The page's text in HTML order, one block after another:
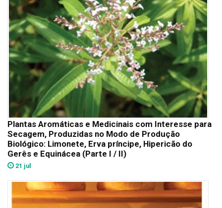
Plantas Aromáticas e Medicinais com Interesse para
Secagem, Produzidas no Modo de Produção
Biológico: Limonete, Erva príncipe, Hipericão do
Gerês e Equinácea (Parte I / II)
21 jul